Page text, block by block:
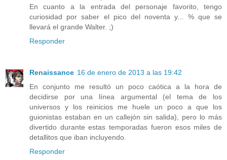
En cuanto a la entrada del personaje favorito, tengo
curiosidad por saber el pico del noventa y... % que se
llevará el grande Walter. ;)
Responder
Renaissance 16 de enero de 2013 a las 19:42
En conjunto me resultó un poco caótica a la hora de
decidirse por una línea argumental (el tema de los
universos y los reinicios me huele un poco a que los
guionistas estaban en un callejón sin salida), pero lo más
divertido durante estas temporadas fueron esos miles de
detallitos que iban incluyendo.
Responder